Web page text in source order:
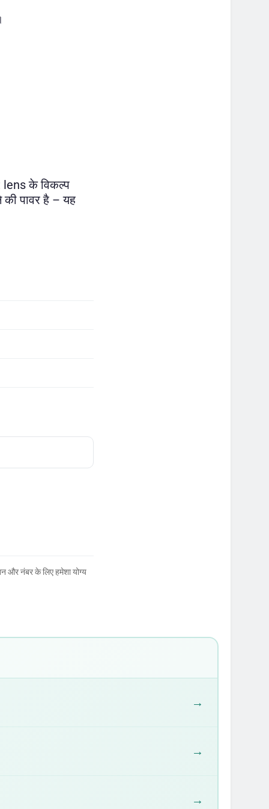
के विकल्प
पावर है – यह
और नंबर के लिए हमेशा योग्य
→
→
→